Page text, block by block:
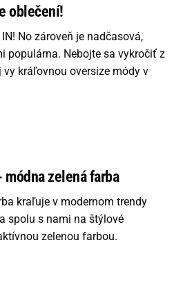
oblečení!
No zároveň je nadčasová,
populárna. Nebojte sa vykročiť z
vy kráľovnou oversize módy v
zelená farba
kraľuje v modernom trendy
spolu s nami na štýlové
zelenou farbou.